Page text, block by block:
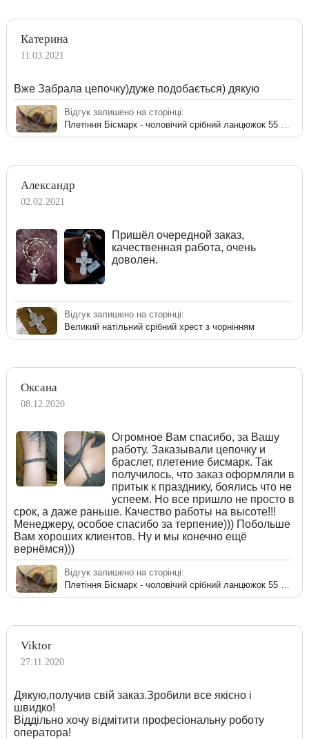
Катерина
11.03.2021
Вже Забрала цепочку)дуже подобається) дякую
Відгук залишено на сторінці:
Александр
02.02.2021
Пришёл очередной заказ,
качественная работа, очень
доволен.
Відгук залишено на сторінці:
Великий натільний срібний хрест з чорнінням
Оксана
08.12.2020
Огромное Вам спасибо, за Вашу
работу. Заказывали цепочку и
браслет, плетение бисмарк. Так
получилось, что заказ оформляли в
притык к празднику, боялись что не
успеем. Но все пришло не просто в
срок, а даже раньше. Качество работы на высоте!!!
Менеджеру, особое спасибо за терпение))) Побольше
Вам хороших клиентов. Ну и мы конечно ещё
вернёмся)))
Відгук залишено на сторінці:
Viktor
27.11.2020
Дякую,получив свій заказ.Зробили все якісно і
швидко!
Віддільно хочу відмітити професіональну роботу
оператора!